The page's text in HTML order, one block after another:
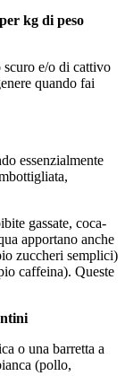
kg di peso
e/o di cattivo
quando fai
essenzialmente
gassate, coca-
apportano anche
zuccheri semplici)
caffeina). Queste
o una barretta a
(pollo,